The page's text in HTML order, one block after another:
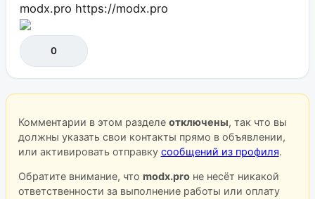
modx.pro https://modx.pro
0
Комментарии в этом разделе отключены, так что вы
должны указать свои контакты прямо в объявлении,
или активировать отправку сообщений из профиля.
Обратите внимание, что modx.proне несёт никакой
ответственности за выполнение работы или оплату